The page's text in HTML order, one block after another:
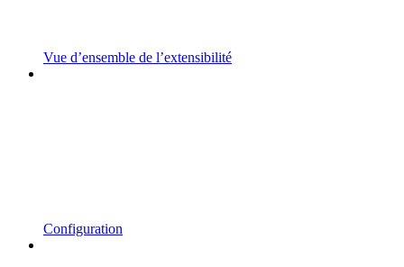
Vue d’ensemble de l’extensibilité
Configuration